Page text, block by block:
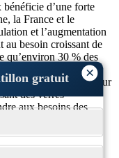
×
gratuit
d’une forte
la France et le
et l’augmentation
au besoin croissant de
qu’environ 30 % des
particulièrement
croissante pour
des verres
aux besoins des